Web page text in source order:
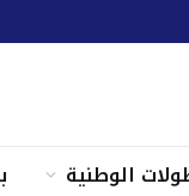
الوطنية